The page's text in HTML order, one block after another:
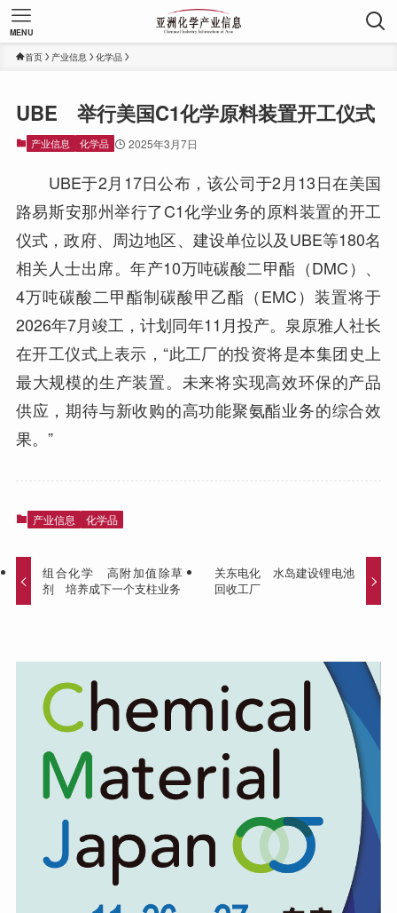
MENU
首页 产业信息 化学品
UBE 举行美国C1化学原料装置开工仪式
产业信息 化学品 2025年3月7日
UBE于2月17日公布，该公司于2月13日在美国
路易斯安那州举行了C1化学业务的原料装置的开工
仪式，政府、周边地区、建设单位以及UBE等180名
相关人士出席。年产10万吨碳酸二甲酯（DMC）、
4万吨碳酸二甲酯制碳酸甲乙酯（EMC）装置将于
2026年7月竣工，计划同年11月投产。泉原雅人社长
在开工仪式上表示，“此工厂的投资将是本集团史上
最大规模的生产装置。未来将实现高效环保的产品
供应，期待与新收购的高功能聚氨酯业务的综合效
果。”
产业信息 化学品
组合化学 高附加值除草
剂 培养成下一个支柱业务
关东电化 水岛建设锂电池
回收工厂